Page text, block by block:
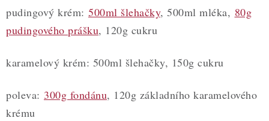
pudingový krém: 500ml šlehačky, 500ml mléka, 80g
pudingového prášku, 120g cukru
karamelový krém: 500ml šlehačky, 150g cukru
poleva: 300g fondánu, 120g základního karamelového
krému